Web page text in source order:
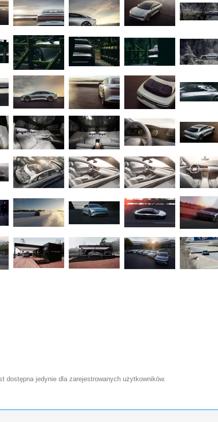
dostępna jedynie dla zarejestrowanych użytkowników.